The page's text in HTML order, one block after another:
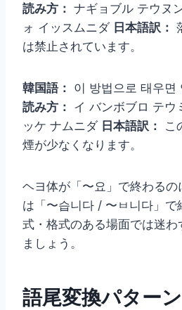
読み方： ナギョブル テウヌ
ォ イッスムニダ 日本語訳：
は禁止されています。
韓国語： 이 방법으로 태우면
読み方： イ バンボブロ テウ
ッケ ナムニダ 日本語訳：
こ
煙が少なくなります。
ヘヨ体が「〜요」で終わる
は「〜습니다 / 〜ㅂ니다」で
式・格式のある場面では迷
ましょう。
語尾変換パター